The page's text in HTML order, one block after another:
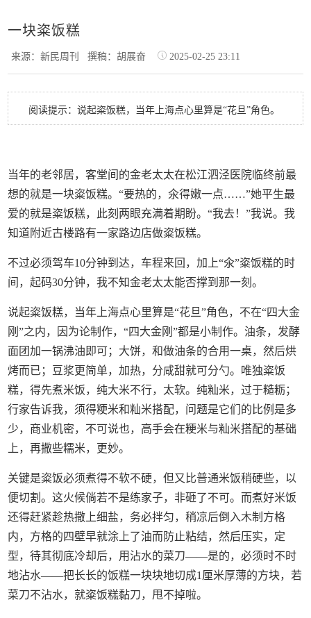
一块粢饭糕
来源：新民周刊撰稿：胡展奋 2025-02-25 23:11
阅读提示：说起粢饭糕，当年上海点心里算是“花旦”角色。
当年的老邻居，客堂间的金老太太在松江泗泾医院临终前最
想的就是一块粢饭糕。“要热的，氽得嫩一点……”她平生最
爱的就是粢饭糕，此刻两眼充满着期盼。“我去！”我说。我
知道附近古楼路有一家路边店做粢饭糕。
不过必须驾车10分钟到达，车程来回，加上“氽”粢饭糕的时
间，起码30分钟，我不知金老太太能否撑到那一刻。
说起粢饭糕，当年上海点心里算是“花旦”角色，不在“四大金
刚”之内，因为论制作，“四大金刚”都是小制作。油条，发酵
面团加一锅沸油即可；大饼，和做油条的合用一桌，然后烘
烤而已；豆浆更简单，加热，分咸甜就可分勺。唯独粢饭
糕，得先煮米饭，纯大米不行，太软。纯籼米，过于糙粝；
行家告诉我，须得粳米和籼米搭配，问题是它们的比例是多
少，商业机密，不可说也，高手会在粳米与籼米搭配的基础
上，再撒些糯米，更妙。
关键是粢饭必须煮得不软不硬，但又比普通米饭稍硬些，以
便切割。这火候倘若不是练家子，非砸了不可。而煮好米饭
还得赶紧趁热撒上细盐，务必拌匀，稍凉后倒入木制方格
内，方格的四壁早就涂上了油而防止粘结，然后压实，定
型，待其彻底冷却后，用沾水的菜刀——是的，必须时不时
地沾水——把长长的饭糕一块块地切成1厘米厚薄的方块，若
菜刀不沾水，就粢饭糕黏刀，甩不掉啦。